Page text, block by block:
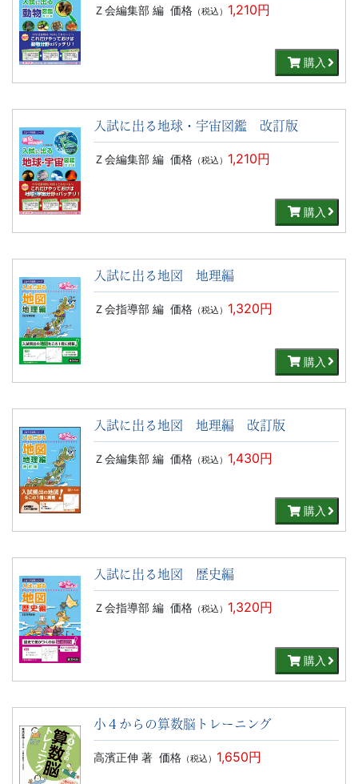
Ｚ会編集部 編 価格（税込） 1,210円
購入
入試に出る地球・宇宙図鑑 改訂版
Ｚ会編集部 編 価格（税込） 1,210円
購入
入試に出る地図 地理編
Ｚ会指導部 編 価格（税込） 1,320円
購入
入試に出る地図 地理編 改訂版
Ｚ会編集部 編 価格（税込） 1,430円
購入
入試に出る地図 歴史編
Ｚ会指導部 編 価格（税込） 1,320円
購入
小４からの算数脳トレーニング
高濱正伸 著 価格（税込） 1,650円